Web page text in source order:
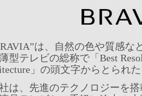
は、自然の色や質感な
型テレビの総称で「Best
」の頭文字からとられ
は、先進のテクノロジーを搭